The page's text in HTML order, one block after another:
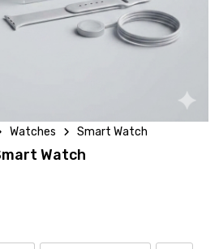
Watches Smart Watch
Watch